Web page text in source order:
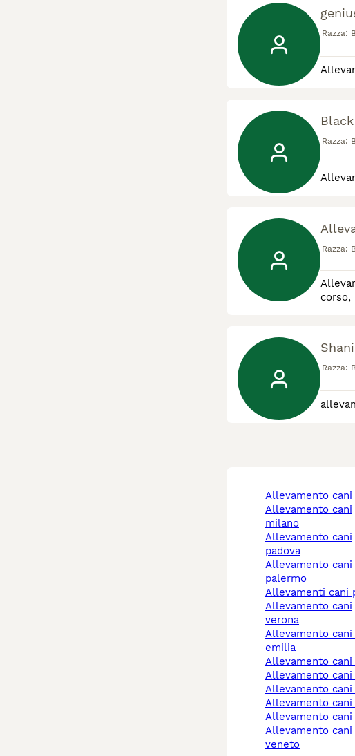
Razza:
Razza:
Razza:
corso,
Razza:
allevamento
allevamento cani
milano
allevamento cani
padova
allevamento cani
palermo
allevamenti cani
allevamento cani
verona
allevamento cani reggio
emilia
allevamento
allevamento
allevamento
allevamento
allevamento
allevamento cani
veneto